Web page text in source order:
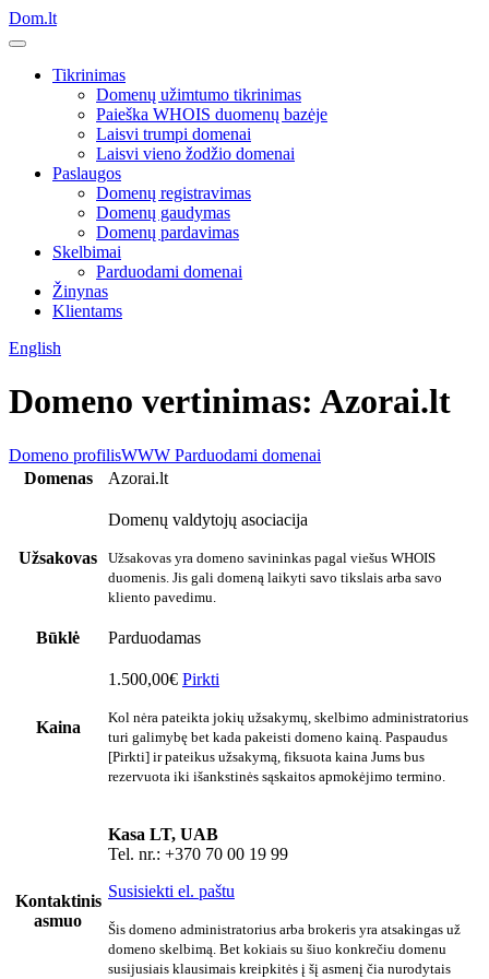
Dom.lt
Tikrinimas
Domenų užimtumo tikrinimas
Paieška WHOIS duomenų bazėje
Laisvi trumpi domenai
Laisvi vieno žodžio domenai
Paslaugos
Domenų registravimas
Domenų gaudymas
Domenų pardavimas
Skelbimai
Parduodami domenai
Žinynas
Klientams
English
Domeno vertinimas: Azorai.lt
Domeno profilisWWW Parduodami domenai
Domenas
Azorai.lt
Užsakovas
Domenų valdytojų asociacija
Užsakovas yra domeno savininkas pagal viešus WHOIS
duomenis. Jis gali domeną laikyti savo tikslais arba savo
kliento pavedimu.
Būklė Parduodamas
Kaina
1.500,00€ Pirkti
Kol nėra pateikta jokių užsakymų, skelbimo administratorius
turi galimybę bet kada pakeisti domeno kainą. Paspaudus
[Pirkti] ir pateikus užsakymą, fiksuota kaina Jums bus
rezervuota iki išankstinės sąskaitos apmokėjimo termino.
Kontaktinis
asmuo
Kasa LT, UAB
Tel. nr.: +370 70 00 19 99
Susisiekti el. paštu
Šis domeno administratorius arba brokeris yra atsakingas už
domeno skelbimą. Bet kokiais su šiuo konkrečiu domenu
susijusiais klausimais kreipkitės į šį asmenį čia nurodytais